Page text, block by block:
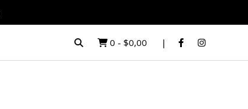
0 - $0,00